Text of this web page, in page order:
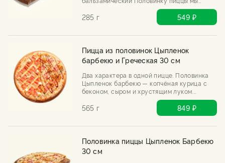
выпекаем только после Вашего заказа.
285 г 549 ₽
Пицца из половинок Цыпленок
барбекю и Греческая 30 см
Два характера в одной пицце. Половинка
Цыпленок барбекю — копчёная курица с
беконом, сыром и хрустящим луком.
Половинка «Греческая» — бекон, два сыра
и чесночный соус. Половинку пиццы мы
выпекаем только после вашего заказа.
565 г 849 ₽
Половинка пиццы Цыпленок Барбекю
30 см